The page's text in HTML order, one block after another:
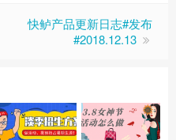
快鲈产品更新日志#发布
#2018.12.13